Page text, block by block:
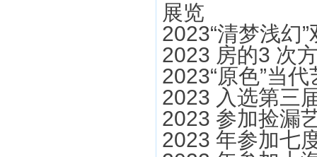
展览
2023“清梦浅幻
2023 房的3 次
2023“原色”当
2023 入选第三
2023 参加捡漏
2023 年参加七